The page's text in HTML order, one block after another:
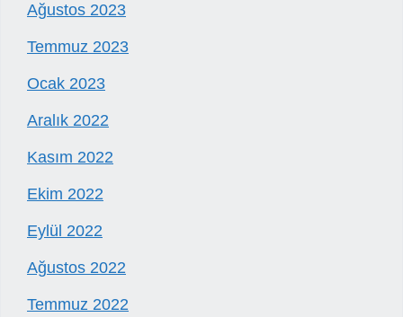
Ağustos 2023
Temmuz 2023
Ocak 2023
Aralık 2022
Kasım 2022
Ekim 2022
Eylül 2022
Ağustos 2022
Temmuz 2022